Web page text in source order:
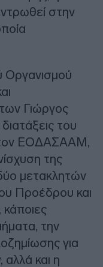
στην
Οργανισμού
Γιώργος
του
ΕΟΔΑΣΑΑΜ,
της
μετακλητών
Προέδρου και
την
για
και η